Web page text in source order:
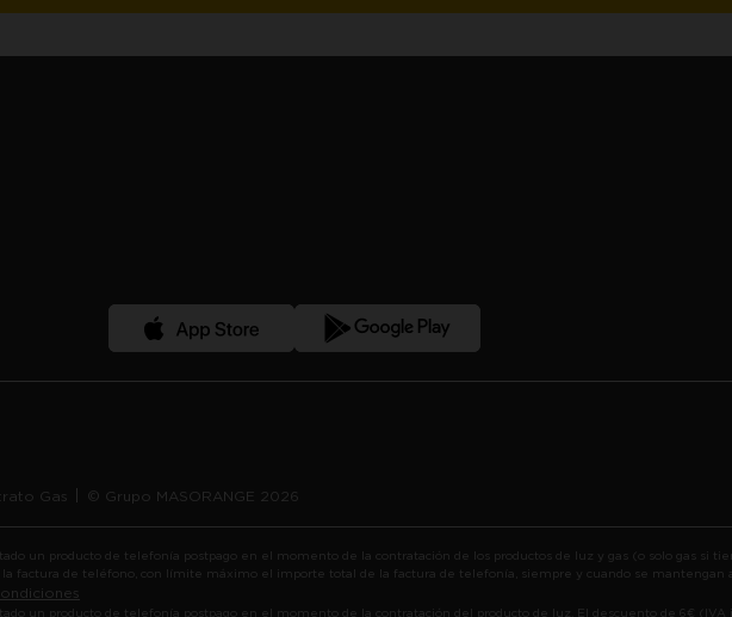
Gas © Grupo MASORANGE 2026
un producto de telefonía postpago en el momento de la contratación de los productos de luz y gas (o solo gas si
factura de teléfono, con límite máximo el importe total de la factura de telefonía, siempre y cuando se mantengan
un producto de telefonía postpago en el momento de la contratación del producto de luz. El descuento de 6€